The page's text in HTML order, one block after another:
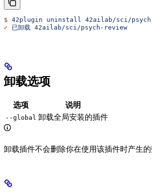
$ 42plugin uninstall
42ailab/sci/
✓ 已卸载 42ailab/sci/psych-review
卸载选项
选项 说明
--global 卸载全局安装的插件
卸载插件不会删除你在使用该插件时产生的